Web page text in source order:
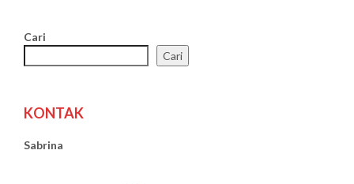
Cari
Cari
KONTAK
Sabrina